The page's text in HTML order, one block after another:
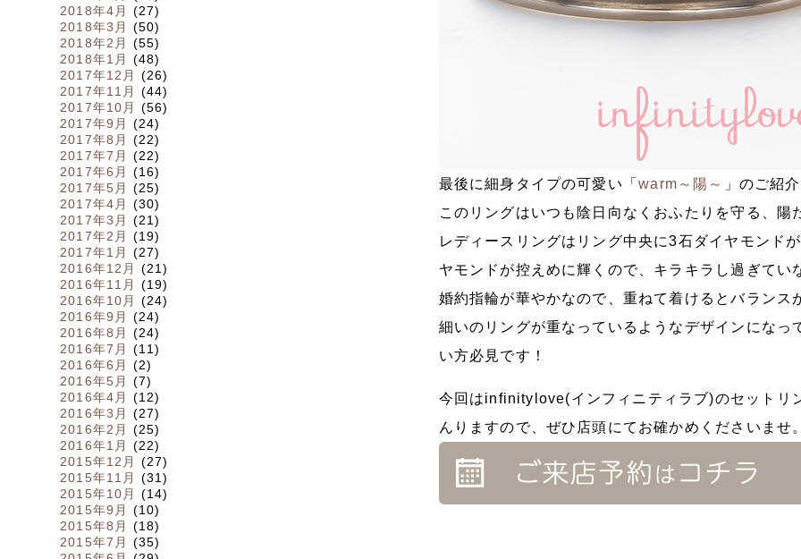
2018年4月
(27)
2018年3月
(50)
2018年2月
(55)
2018年1月
(48)
2017年12月
(26)
2017年11月
(44)
2017年10月
(56)
2017年9月
(24)
2017年8月
(22)
2017年7月
(22)
2017年6月
(16)
2017年5月
(25)
2017年4月
(30)
2017年3月
(21)
2017年2月
(19)
2017年1月
(27)
2016年12月
(21)
2016年11月
(19)
2016年10月
(24)
2016年9月
(24)
2016年8月
(24)
2016年7月
(11)
2016年6月
(2)
2016年5月
(7)
2016年4月
(12)
2016年3月
(27)
2016年2月
(25)
2016年1月
(22)
2015年12月
(27)
2015年11月
(31)
2015年10月
(14)
2015年9月
(10)
2015年8月
(18)
2015年7月
(35)
最後に細身タイプの可愛い「warm～陽～ 」のご紹
このリングはいつも陰日向なくおふたりを守る、
レディースリングはリング中央に3石ダイヤモンド
ヤモンドが控えめに輝くので、キラキラし過ぎて
婚約指輪が華やかなので、重ねて着けるとバラン
細いのリングが重なっているようなデザインにな
い方必見です！
今回はinfinitylove(インフィニティラブ)のセットリ
んりますので、ぜひ店頭にてお確かめくださいま